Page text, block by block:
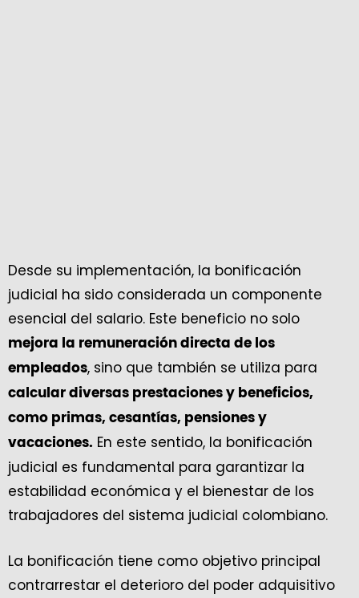
Desde su implementación, la bonificación
judicial ha sido considerada un componente
esencial del salario. Este beneficio no solo
mejora la remuneración directa de los
empleados, sino que también se utiliza para
calcular diversas prestaciones y beneficios,
como primas, cesantías, pensiones y
vacaciones. En este sentido, la bonificación
judicial es fundamental para garantizar la
estabilidad económica y el bienestar de los
trabajadores del sistema judicial colombiano.
La bonificación tiene como objetivo principal
contrarrestar el deterioro del poder adquisitivo